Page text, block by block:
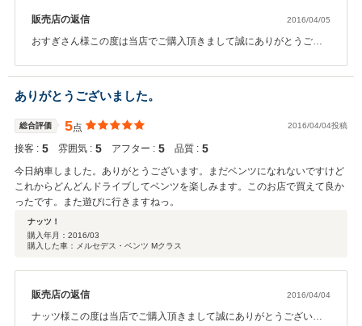
販売店の返信 2016/04/05
おすぎさん様この度は当店でご購入頂きまして誠にありがとうござ
はご契約して頂きました。これからもよろしくお願い致します。先
日のホイール交換、グリル交換もありがとうございました！今後と
も末永いお付き合いをよろしくお願い致します。
ありがとうございました。
総合評価 5点 2016/04/04投稿
接客 : 5 雰囲気 : 5 アフター : 5 品質 : 5
今日納車しました。ありがとうございます。まだベンツになれないですけど
これからどんどんドライブしてベンツを楽しみます。このお店で買えて良か
ったです。また遊びに行きますねっ。
ナッツ！
購入年月： 2016/03
購入した車：メルセデス・ベンツ Mクラス
販売店の返信 2016/04/04
ナッツ様この度は当店でご購入頂きまして誠にありがとうございま